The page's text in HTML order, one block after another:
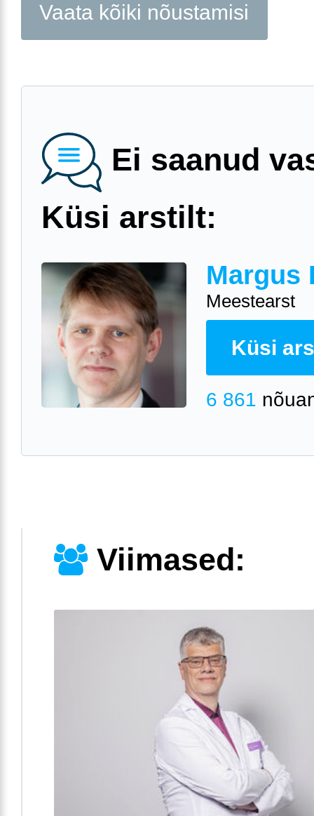
Vaata kõiki nõustamisi
Ei saanud
Küsi arstilt:
Margus
Meestearst
Küsi
6 861
Viimased: